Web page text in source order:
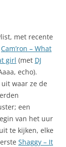
met recente
Cam’ron – What
girl (met DJ
echo).
waar ze de
een
van het uur
te kijken, elke
Shaggy – It